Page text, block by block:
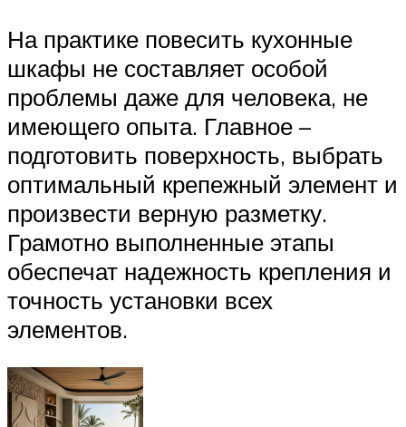
На практике повесить кухонные
шкафы не составляет особой
проблемы даже для человека, не
имеющего опыта. Главное –
подготовить поверхность, выбрать
оптимальный крепежный элемент и
произвести верную разметку.
Грамотно выполненные этапы
обеспечат надежность крепления и
точность установки всех
элементов.